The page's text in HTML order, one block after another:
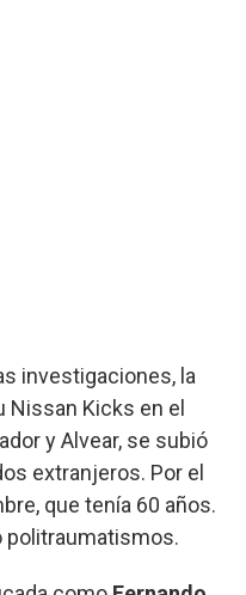
investigaciones, la
Nissan Kicks en el
y Alvear, se subió
extranjeros. Por el
que tenía 60 años.
politraumatismos.